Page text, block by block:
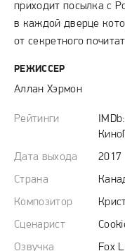
приходит посылка с
в каждой дверце
от секретного
РЕЖИССЕР
Аллан Хэрмон
Рейтинги IMDb:
Дата выхода
2017
Страна
Композитор
Сценарист
Озвучка
Fox